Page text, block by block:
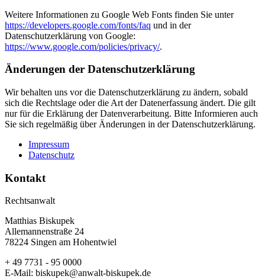
Weitere Informationen zu Google Web Fonts finden Sie unter
https://developers.google.com/fonts/faq und in der
Datenschutzerklärung von Google:
https://www.google.com/policies/privacy/.
Änderungen der Datenschutzerklärung
Wir behalten uns vor die Datenschutzerklärung zu ändern, sobald
sich die Rechtslage oder die Art der Datenerfassung ändert. Die gilt
nur für die Erklärung der Datenverarbeitung. Bitte Informieren auch
Sie sich regelmäßig über Änderungen in der Datenschutzerklärung.
Impressum
Datenschutz
Kontakt
Rechtsanwalt
Matthias Biskupek
Allemannenstraße 24
78224 Singen am Hohentwiel
+ 49 7731 - 95 0000
E-Mail: biskupek@anwalt-biskupek.de